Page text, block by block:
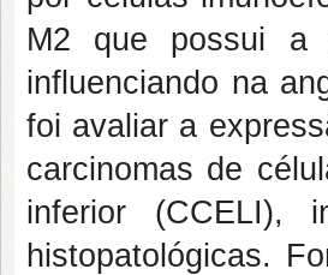
M2 que possui a
influenciando na
foi avaliar a
carcinomas de
inferior (CCELI),
histopatológicas.